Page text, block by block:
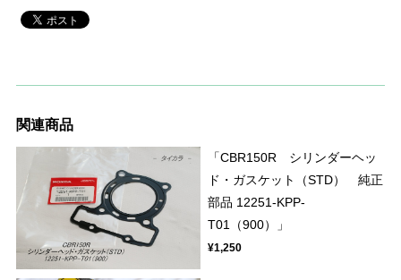
関連商品
「CBR150R シリンダーヘッ
ド・ガスケット（STD） 純正
部品 12251-KPP-
T01（900）」
¥1,250